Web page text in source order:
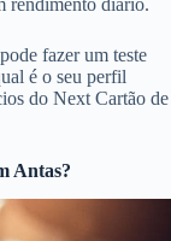
fazer um teste
é o seu perfil
do Next Cartão de
Antas?